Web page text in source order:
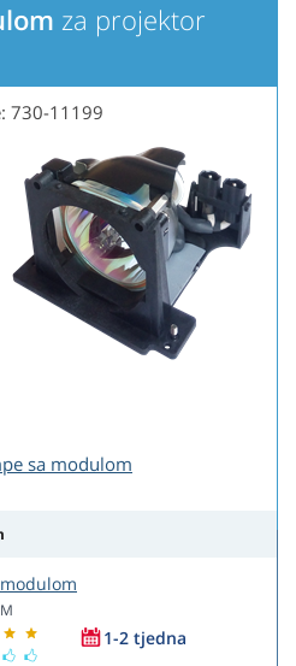
za projektor
730-11199
sa modulom
1-2 tjedna